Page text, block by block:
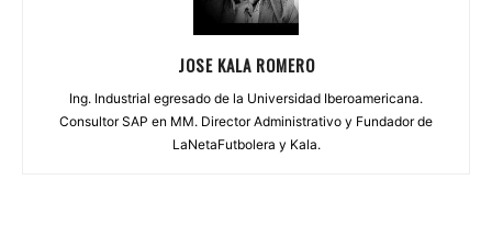
JOSE KALA ROMERO
Ing. Industrial egresado de la Universidad Iberoamericana.
Consultor SAP en MM. Director Administrativo y Fundador de
LaNetaFutbolera y Kala.